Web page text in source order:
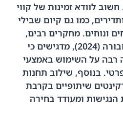
לוודא זמינות של קווי
כמו גם קיום שבילי
ונוחים. מחקרים רבים,
ביניהם דו"ח משרד התחבורה (2024), מדגישים כי
רבה על השימוש באמצעי
בנוסף, שילוב תחנות
שיתופיים בקרבת
ומעודד בחירה